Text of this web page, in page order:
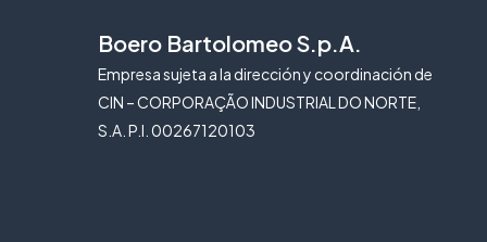
Boero Bartolomeo S.p.A.
Empresa sujeta a la dirección y coordinación de
CIN – CORPORAÇÃO INDUSTRIAL DO NORTE,
S.A. P.I. 00267120103